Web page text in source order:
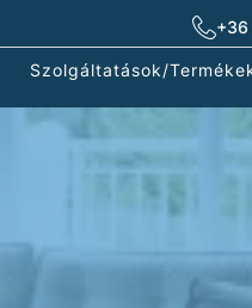
Szolgáltatások/